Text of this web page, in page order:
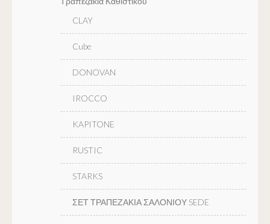
CLAY
Cube
DONOVAN
IROCCO
KAPITONE
RUSTIC
STARKS
ΣΕΤ ΤΡΑΠΕΖΑΚΙΑ ΣΑΛΟΝΙΟΥ SEDE